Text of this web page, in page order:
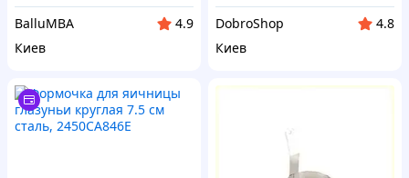
BalluMBA
4.9
Киев
DobroShop
4.8
Киев